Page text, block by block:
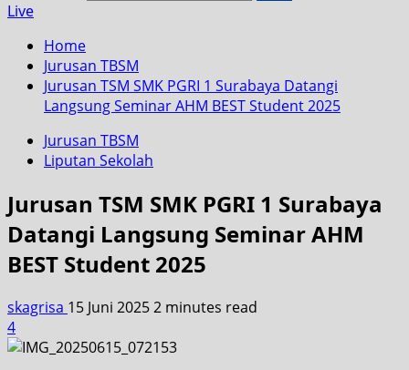
Live
Home
Jurusan TBSM
Jurusan TSM SMK PGRI 1 Surabaya Datangi
Langsung Seminar AHM BEST Student 2025
Jurusan TBSM
Liputan Sekolah
Jurusan TSM SMK PGRI 1 Surabaya
Datangi Langsung Seminar AHM
BEST Student 2025
skagrisa 15 Juni 20252 minutes read
4